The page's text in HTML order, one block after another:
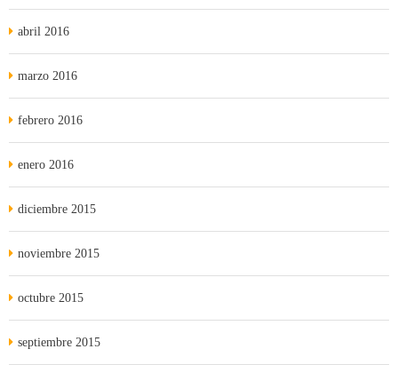
abril 2016
marzo 2016
febrero 2016
enero 2016
diciembre 2015
noviembre 2015
octubre 2015
septiembre 2015